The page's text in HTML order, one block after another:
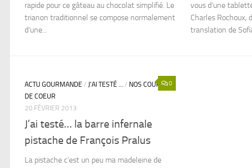
rapide pour ce gâteau au chocolat simplifié. Le
trianon traditionnel se compose normalement
d’une...
vous d’une
Charles Rochoux,
translation de
0
ACTU GOURMANDE / J'AI TESTÉ ... / NOS COUPS
DE COEUR
20 FÉVRIER 2013
J’ai testé… la barre infernale
pistache de François Pralus
La pistache c’est un peu ma madeleine de